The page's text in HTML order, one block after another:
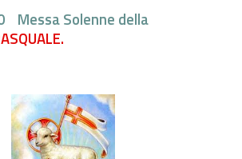
Messa Solenne della